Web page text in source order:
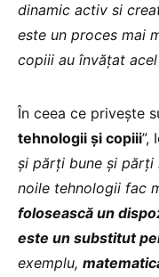
dinamic activ si
este un proces mai
copiii au învățat
În ceea ce privește
tehnologii și copiii”,
și părți bune și părți
noile tehnologii fac
folosească un
este un substitut
exemplu,